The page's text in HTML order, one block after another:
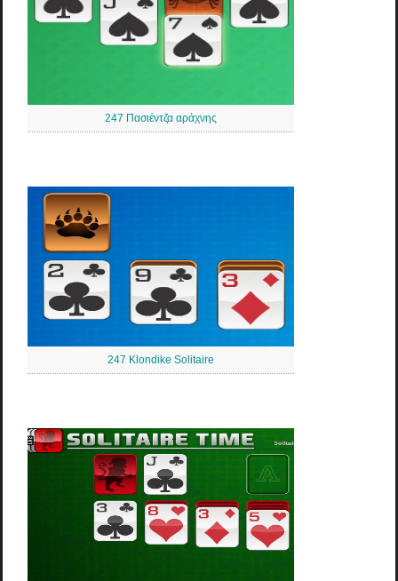
247 Πασιέντζα αράχνης
247 Klondike Solitaire